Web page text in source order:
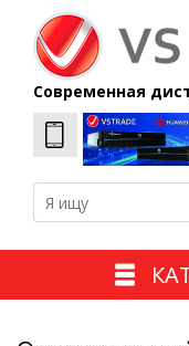
Современная